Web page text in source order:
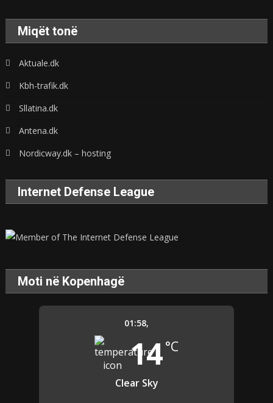
Miqët tonë
Aktuale.dk
Kbh-trafik.dk
Sllatina.dk
Antena.dk
Nordicway.dk – hosting
Internet Defense League
Moti në Kopenhagë
01:58,
14°C
Clear Sky